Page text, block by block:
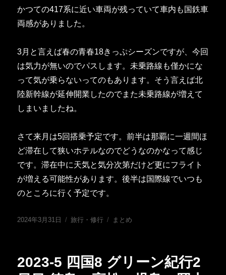
かつての417系に近い車両が残っていて車内も国鉄車
両感がありました。
3月と言えば春の青春18きっぷシーズンですが、今回
は気力が無いのでパスします。未乗路線も僅かにな
って気が乗らないってのもあります。そう言えば北
陸新幹線が延伸開業したのでまた未乗路線が増えて
しまいましたね。
さて来月は5回搭乗予定です。前半は那覇に一週間ほ
ど滞在して狭いホテルなのでどうなのかなって感じ
です。滞在中に天気と気分次第だけど更にフライト
が増える可能性があります。後半は国際線でいつも
のところに行く予定です。
投
2024年3月31日
カ
ー
旅行・修行
タ
まとめ
2023-5 四国8 グリーン紀行2